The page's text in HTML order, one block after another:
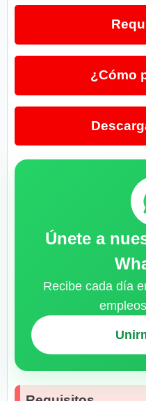
¿Cómo
Únete a
Recibe cada día